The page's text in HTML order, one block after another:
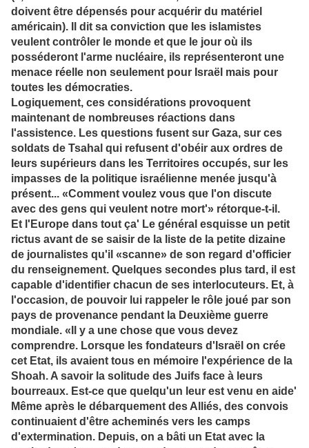
doivent être dépensés pour acquérir du matériel
américain). Il dit sa conviction que les islamistes
veulent contrôler le monde et que le jour où ils
posséderont l'arme nucléaire, ils représenteront une
menace réelle non seulement pour Israël mais pour
toutes les démocraties.
Logiquement, ces considérations provoquent
maintenant de nombreuses réactions dans
l'assistence. Les questions fusent sur Gaza, sur ces
soldats de Tsahal qui refusent d'obéir aux ordres de
leurs supérieurs dans les Territoires occupés, sur les
impasses de la politique israélienne menée jusqu'à
présent... «Comment voulez vous que l'on discute
avec des gens qui veulent notre mort'» rétorque-t-il.
Et l'Europe dans tout ça' Le général esquisse un petit
rictus avant de se saisir de la liste de la petite dizaine
de journalistes qu'il «scanne» de son regard d'officier
du renseignement. Quelques secondes plus tard, il est
capable d'identifier chacun de ses interlocuteurs. Et, à
l'occasion, de pouvoir lui rappeler le rôle joué par son
pays de provenance pendant la Deuxième guerre
mondiale. «Il y a une chose que vous devez
comprendre. Lorsque les fondateurs d'Israël on crée
cet Etat, ils avaient tous en mémoire l'expérience de la
Shoah. A savoir la solitude des Juifs face à leurs
bourreaux. Est-ce que quelqu'un leur est venu en aide'
Même après le débarquement des Alliés, des convois
continuaient d'être acheminés vers les camps
d'extermination. Depuis, on a bâti un Etat avec la